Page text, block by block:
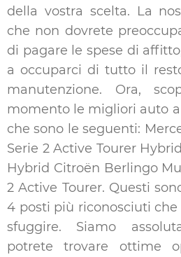
della vostra scelta. La
che non dovrete
di pagare le spese di
a occuparci di tutto il
manutenzione. Ora,
momento le migliori auto
che sono le seguenti:
Serie 2 Active Tourer
Hybrid Citroën Berlingo
2 Active Tourer. Questi
4 posti più riconosciuti
sfuggire. Siamo
potrete trovare ottime